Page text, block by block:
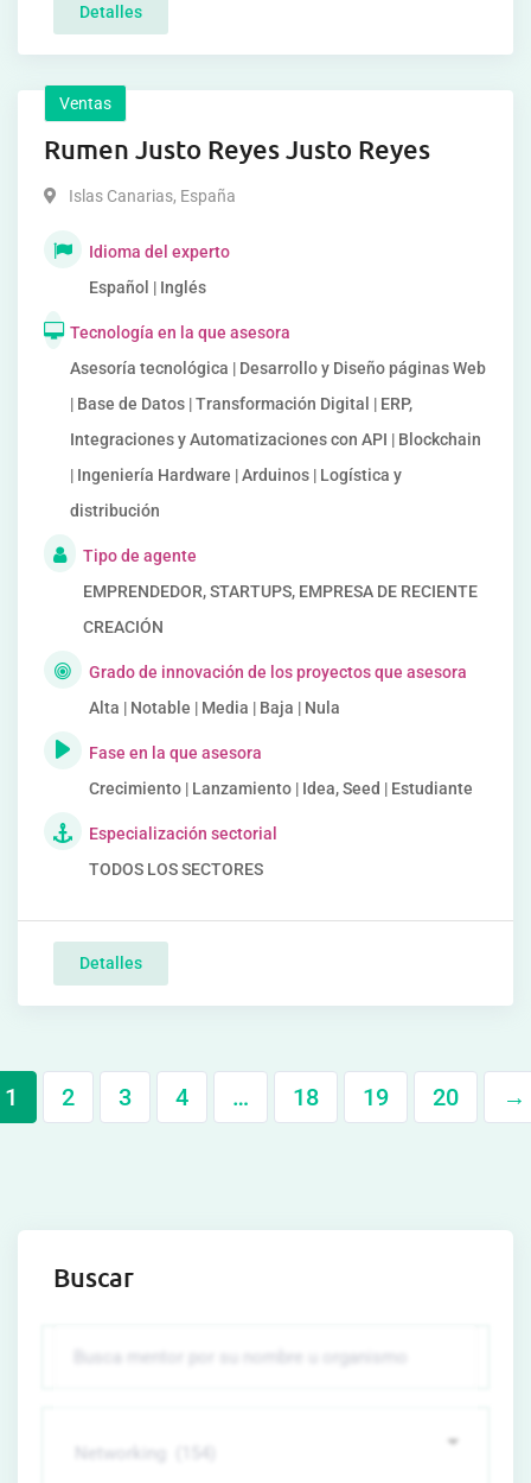
Detalles
Ventas
Rumen Justo Reyes Justo Reyes
Islas Canarias, España
Idioma del experto
Español | Inglés
Tecnología en la que asesora
Asesoría tecnológica | Desarrollo y Diseño páginas Web
| Base de Datos | Transformación Digital | ERP,
Integraciones y Automatizaciones con API | Blockchain
| Ingeniería Hardware | Arduinos | Logística y
distribución
Tipo de agente
EMPRENDEDOR, STARTUPS, EMPRESA DE RECIENTE
CREACIÓN
Grado de innovación de los proyectos que asesora
Alta | Notable | Media | Baja | Nula
Fase en la que asesora
Crecimiento | Lanzamiento | Idea, Seed | Estudiante
Especialización sectorial
TODOS LOS SECTORES
Detalles
1 2 3 4 … 18 19 20 →
Buscar